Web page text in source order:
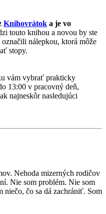
Knihovrátok a je vo
touto knihou a novou by ste
nálepkou, ktorá môže
stopy.
vám vybrať prakticky
13:00 v pracovný deň,
najneskôr nasledujúci
Nehoda mizerných rodičov
Nie som problém. Nie som
niečo, čo sa dá zachrániť. Som